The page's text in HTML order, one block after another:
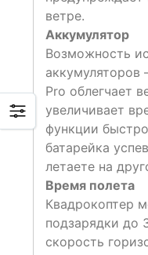
ветре.
Аккумулятор
Возможность
аккумуляторов
Pro облегчает
увеличивает
функции
батарейка
летаете на
Время полета
Квадрокоптер
подзарядки до
скорость